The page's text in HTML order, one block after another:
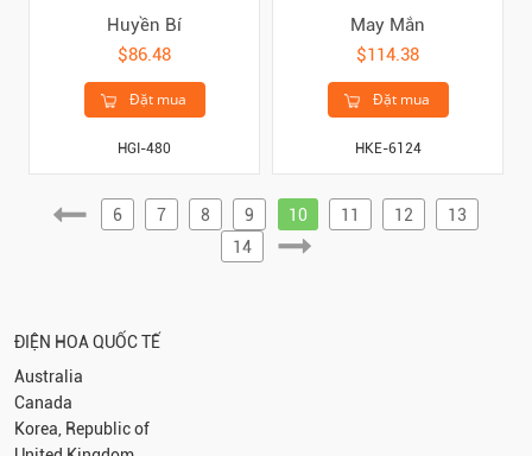
Huyền Bí
$86.48
Đặt mua
HGI-480
May Mắn
$114.38
Đặt mua
HKE-6124
6 7 8 9 10 11 12
13
14
ĐIỆN HOA QUỐC TẾ
Australia
Canada
Korea, Republic of